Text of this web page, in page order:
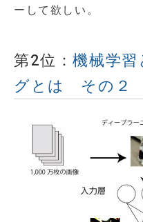
ーして欲しい。
第2位：機械学
グとは その２